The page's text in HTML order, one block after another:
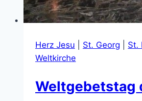
Herz Jesu St. Georg St.
Weltkirche
Weltgebetstag